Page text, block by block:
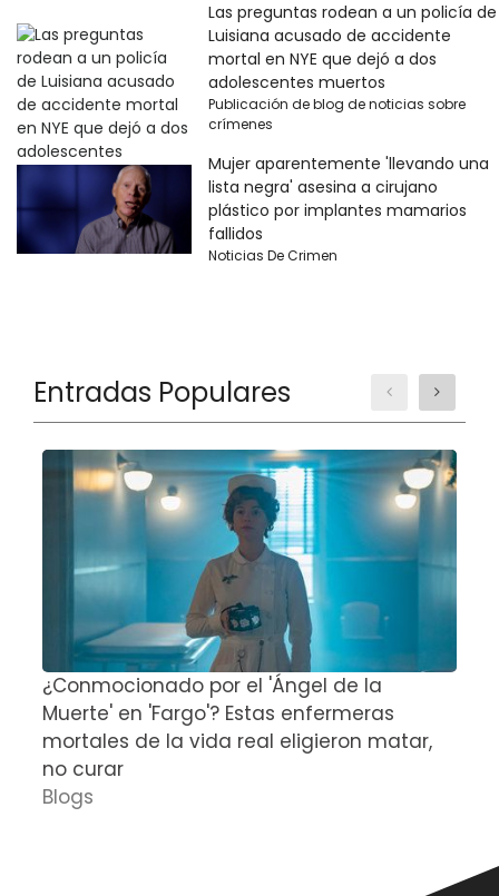
Las preguntas rodean a un policía de
Luisiana acusado de accidente
mortal en NYE que dejó a dos
adolescentes muertos
Publicación de blog de noticias sobre
crímenes
Mujer aparentemente 'llevando una
lista negra' asesina a cirujano
plástico por implantes mamarios
fallidos
Noticias De Crimen
Entradas Populares
¿Conmocionado por el 'Ángel de la
Muerte' en 'Fargo'? Estas enfermeras
mortales de la vida real eligieron matar,
no curar
Blogs